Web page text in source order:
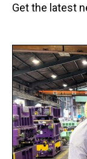
Get the latest